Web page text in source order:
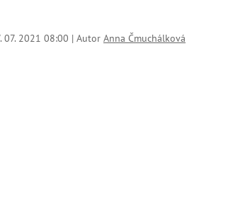
07. 2021 08:00 | Autor Anna Čmuchálková